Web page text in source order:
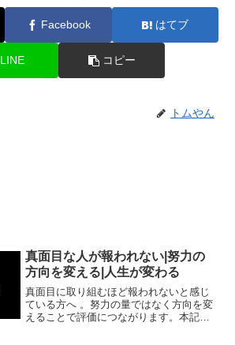
Facebook はてブ
LINE コピー
トムやん
真面目な人が報われない|努力の
方向を変える|人生が変わる
真面目に取り組むほど報われないと感じ
ている方へ 。努力の量ではなく方向を変
えることで評価につながります。本記事